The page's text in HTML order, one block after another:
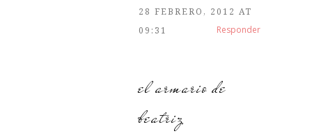
28 FEBRERO, 2012 AT
09:31
Responder
el armario de
beatriz